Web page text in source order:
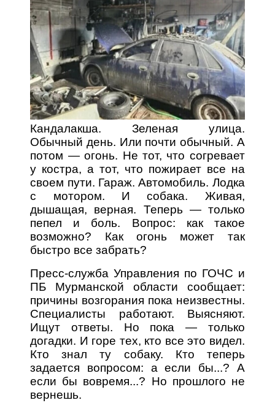
Кандалакша. Зеленая улица.
Обычный день. Или почти обычный. А
потом — огонь. Не тот, что согревает
у костра, а тот, что пожирает все на
своем пути. Гараж. Автомобиль. Лодка
с мотором. И собака. Живая,
дышащая, верная. Теперь — только
пепел и боль. Вопрос: как такое
возможно? Как огонь может так
быстро все забрать?
Пресс-служба Управления по ГОЧС и
ПБ Мурманской области сообщает:
причины возгорания пока неизвестны.
Специалисты работают. Выясняют.
Ищут ответы. Но пока — только
догадки. И горе тех, кто все это видел.
Кто знал ту собаку. Кто теперь
задается вопросом: а если бы...? А
если бы вовремя...? Но прошлого не
вернешь.